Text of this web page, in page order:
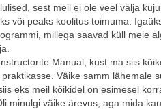
sest meil ei ole veel välja
või peaks koolitus toimuma.
millega saavad küll meie
Manual, kust ma siis
Väike samm lähemale
eks meil kõikidel on esimesel
minulgi väike ärevus, aga mida